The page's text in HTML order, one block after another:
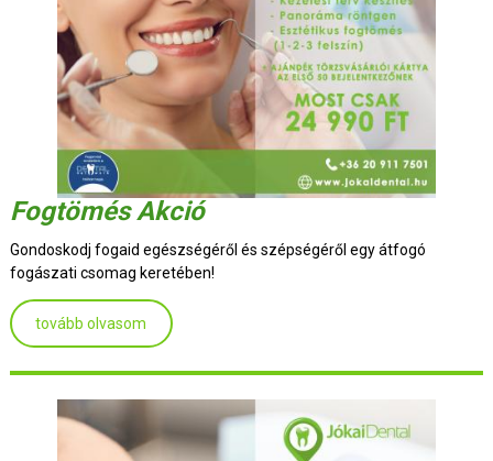
Fogtömés Akció
Gondoskodj fogaid egészségéről és szépségéről egy átfogó
fogászati csomag keretében!
tovább olvasom